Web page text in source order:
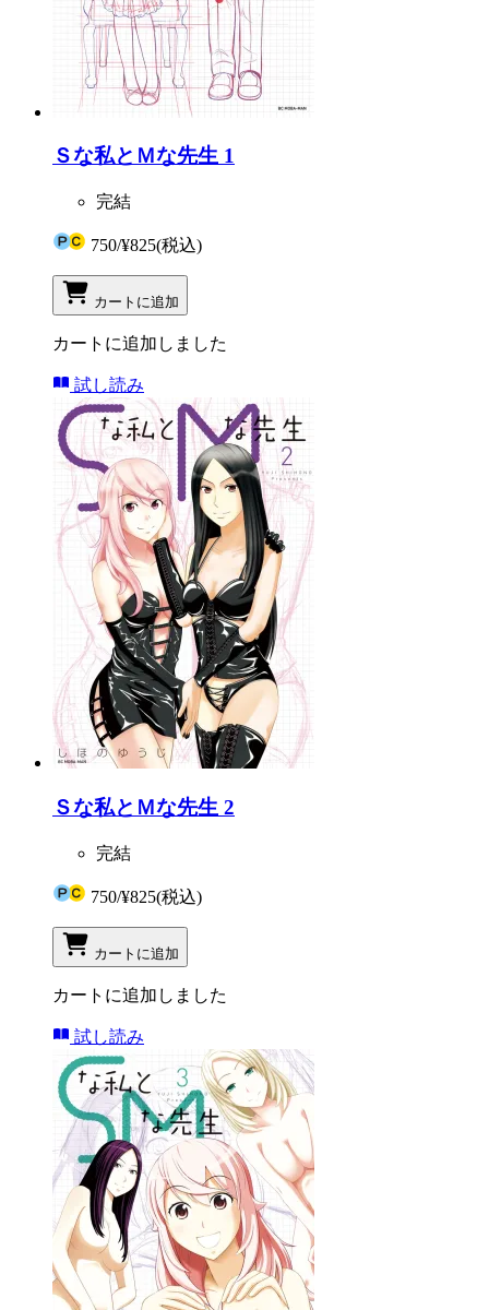
Ｓな私とＭな先生 1
完結
750/¥825(税込)
カートに追加
カートに追加しました
試し読み
Ｓな私とＭな先生 2
完結
750/¥825(税込)
カートに追加
カートに追加しました
試し読み